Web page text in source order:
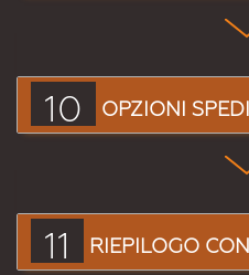
10 OPZIONI
11 RIEPILOGO